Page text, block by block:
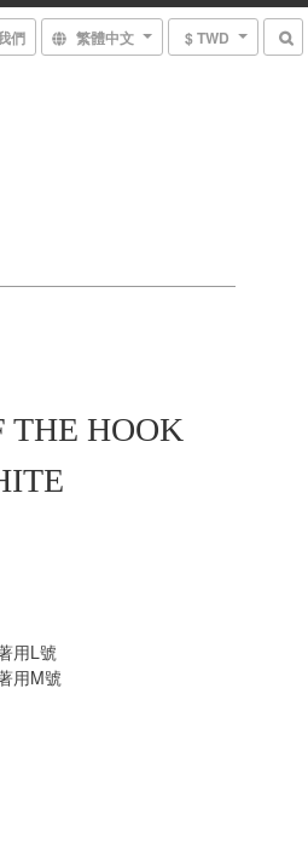
們 繁體中文 $ TWD
THE HOOK
用L號
用M號